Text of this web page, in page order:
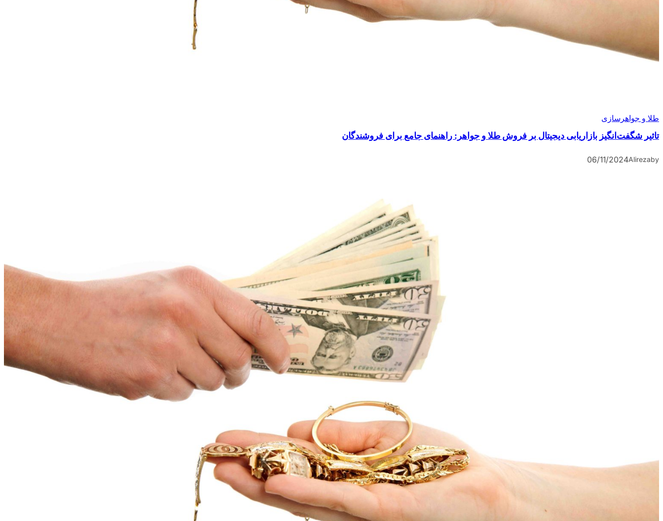
طلا و جواهرسازی
تاثیر شگفت‌انگیز بازاریابی دیجیتال بر فروش طلا و جواهر: راهنمای جامع برای فروشندگان
by
Alireza
06/11/2024